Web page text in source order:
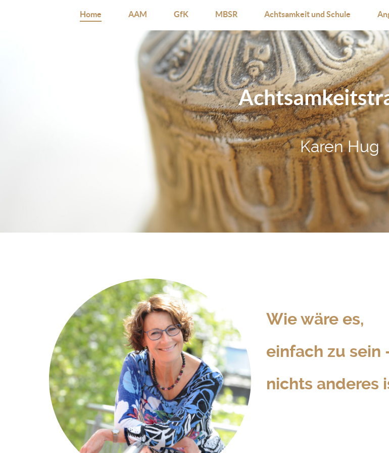
Home AAM GfK MBSR Achtsamkeit und Schule
Karen Hug
Wie wäre es,
einfach zu sein
nichts anderes